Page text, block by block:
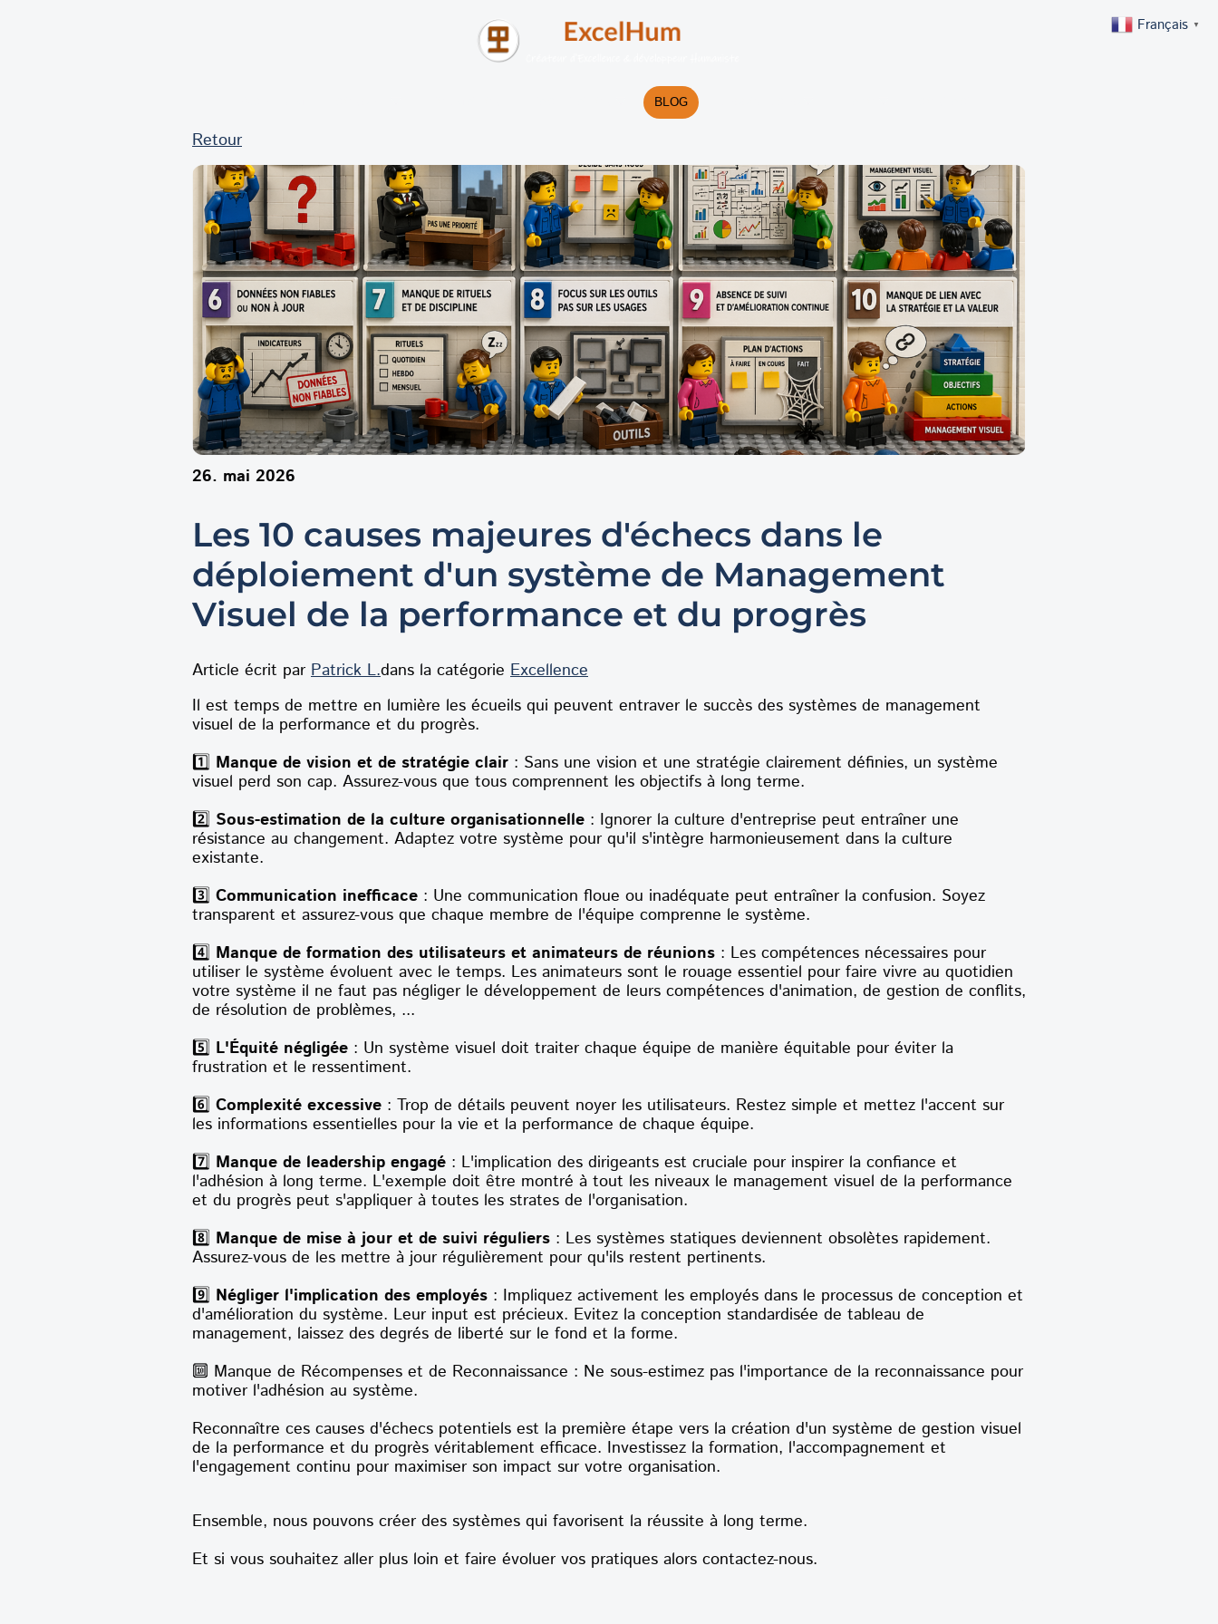
BLOG
Retour
26. mai 2026
Les 10 causes majeures d'échecs dans le
déploiement d'un système de Management
Visuel de la performance et du progrès
Article écrit par Patrick L.dans la catégorie Excellence
Il est temps de mettre en lumière les écueils qui peuvent entraver le succès des systèmes de management
visuel de la performance et du progrès.
1️⃣ Manque de vision et de stratégie clair : Sans une vision et une stratégie clairement définies, un système
visuel perd son cap. Assurez-vous que tous comprennent les objectifs à long terme.
2️⃣ Sous-estimation de la culture organisationnelle : Ignorer la culture d'entreprise peut entraîner une
résistance au changement. Adaptez votre système pour qu'il s'intègre harmonieusement dans la culture
existante.
3️⃣ Communication inefficace : Une communication floue ou inadéquate peut entraîner la confusion. Soyez
transparent et assurez-vous que chaque membre de l'équipe comprenne le système.
4️⃣ Manque de formation des utilisateurs et animateurs de réunions : Les compétences nécessaires pour
utiliser le système évoluent avec le temps. Les animateurs sont le rouage essentiel pour faire vivre au quotidien
votre système il ne faut pas négliger le développement de leurs compétences d'animation, de gestion de conflits,
de résolution de problèmes, ...
5️⃣ L'Équité négligée : Un système visuel doit traiter chaque équipe de manière équitable pour éviter la
frustration et le ressentiment.
6️⃣ Complexité excessive : Trop de détails peuvent noyer les utilisateurs. Restez simple et mettez l'accent sur
les informations essentielles pour la vie et la performance de chaque équipe.
7️⃣ Manque de leadership engagé : L'implication des dirigeants est cruciale pour inspirer la confiance et
l'adhésion à long terme. L'exemple doit être montré à tout les niveaux le management visuel de la performance
et du progrès peut s'appliquer à toutes les strates de l'organisation.
8️⃣ Manque de mise à jour et de suivi réguliers : Les systèmes statiques deviennent obsolètes rapidement.
Assurez-vous de les mettre à jour régulièrement pour qu'ils restent pertinents.
9️⃣ Négliger l'implication des employés : Impliquez activement les employés dans le processus de conception et
d'amélioration du système. Leur input est précieux. Evitez la conception standardisée de tableau de
management, laissez des degrés de liberté sur le fond et la forme.
🔟 Manque de Récompenses et de Reconnaissance : Ne sous-estimez pas l'importance de la reconnaissance pour
motiver l'adhésion au système.
Reconnaître ces causes d'échecs potentiels est la première étape vers la création d'un système de gestion visuel
de la performance et du progrès véritablement efficace. Investissez la formation, l'accompagnement et
l'engagement continu pour maximiser son impact sur votre organisation.
Ensemble, nous pouvons créer des systèmes qui favorisent la réussite à long terme.
Et si vous souhaitez aller plus loin et faire évoluer vos pratiques alors contactez-nous.
Français ▼